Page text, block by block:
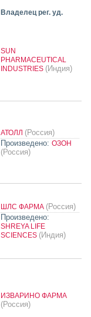
Владелец рег. уд.
SUN
PHARMACEUTICAL
INDUSTRIES (Индия)
АТОЛЛ (Россия)
Произведено: ОЗОН
(Россия)
ШЛС ФАРМА (Россия)
Произведено:
SHREYA LIFE
SCIENCES (Индия)
ИЗВАРИНО ФАРМА
(Россия)